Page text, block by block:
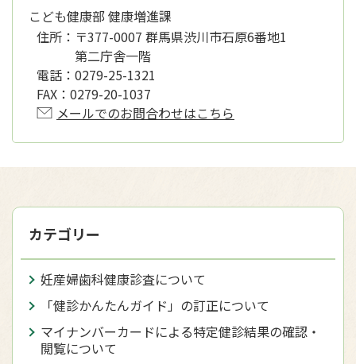
こども健康部 健康増進課
住所： 〒377-0007 群馬県渋川市石原6番地1
第二庁舎一階
電話： 0279-25-1321
FAX： 0279-20-1037
メールでのお問合わせはこちら
カテゴリー
妊産婦歯科健康診査について
「健診かんたんガイド」の訂正について
マイナンバーカードによる特定健診結果の確認・
閲覧について